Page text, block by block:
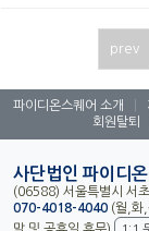
prev
파이디온스퀘어 소개
회원탈퇴
사단법인 파이디온
(06588) 서울특별시 서
070-4018-4040 (월,화